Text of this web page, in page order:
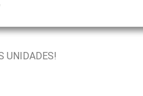
UNIDADES!